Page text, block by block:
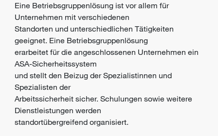
Eine Betriebsgruppenlösung ist vor allem für
Unternehmen mit verschiedenen
Standorten und unterschiedlichen Tätigkeiten
geeignet. Eine Betriebsgruppenlösung
erarbeitet für die angeschlossenen Unternehmen ein
ASA-Sicherheitssystem
und stellt den Beizug der Spezialistinnen und
Spezialisten der
Arbeitssicherheit sicher. Schulungen sowie weitere
Dienstleistungen werden
standortübergreifend organisiert.